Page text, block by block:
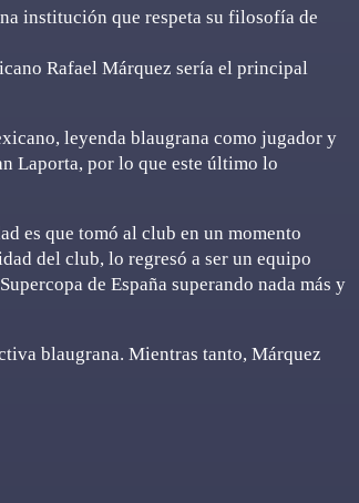
institución que respeta su filosofía de
Rafael Márquez sería el principal
leyenda blaugrana como jugador y
Laporta, por lo que este último lo
es que tomó al club en un momento
del club, lo regresó a ser un equipo
de España superando nada más y
blaugrana. Mientras tanto, Márquez